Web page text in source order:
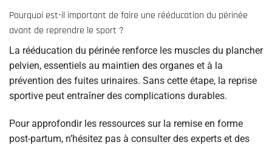
Pourquoi est-il important de faire une rééducation du périnée
avant de reprendre le sport ?
La rééducation du périnée renforce les muscles du plancher
pelvien, essentiels au maintien des organes et à la
prévention des fuites urinaires. Sans cette étape, la reprise
sportive peut entraîner des complications durables.
Pour approfondir les ressources sur la remise en forme
post-partum, n’hésitez pas à consulter des experts et des